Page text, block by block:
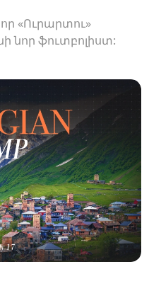
«Ուրարտու»
նոր ֆուտբոլիստ: